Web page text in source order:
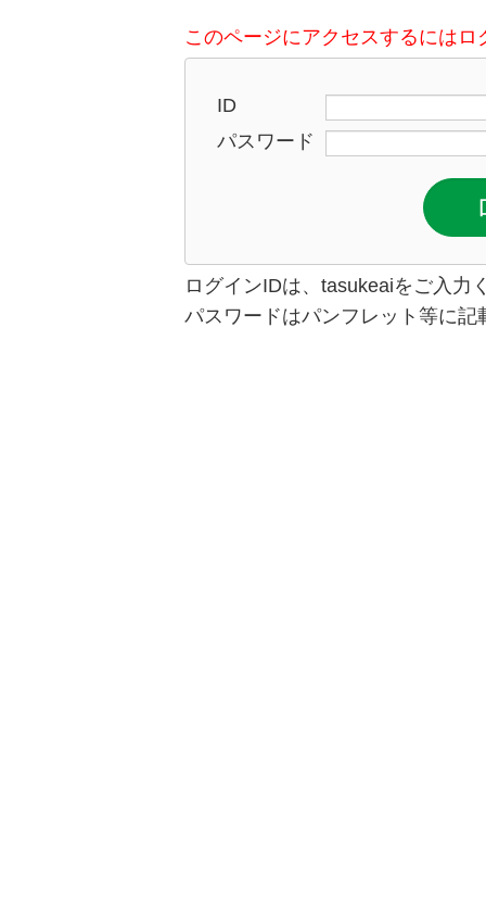
このページにアクセスするには
ID
パスワード
ログインIDは、tasukeaiをご入力
パスワードはパンフレット等に